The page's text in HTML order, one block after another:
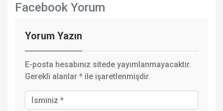
Facebook Yorum
Yorum Yazın
E-posta hesabınız sitede yayımlanmayacaktır.
Gerekli alanlar * ile işaretlenmişdir.